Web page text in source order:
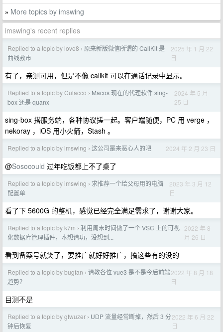
» More topics by imswing
imswing's recent replies
Replied to a topic by love8 › 原来新版微信所谓的 CallKit 是
曲线救市
2025 年 1 月 22
日
有了，亲测可用，但是不像 callkit 可以在通话记录中显示。
Replied to a topic by Culacco › Macos 现在的代理软件 sing-
box 还是 quanx
2024 年 5 月
25 日
sing-box 搭服务端，各种协议搓一起。客户端随便，PC 用 verge ，
nekoray ，iOS 用小火箭，Stash 。
Replied to a topic by imswing › 这公司是来恶心人的吧 2024 年 2 月 23 日
@Sosocould 过年吃饭都上不了桌了
Replied to a topic by imswing › 求推荐一个给父母用的电脑
配置单
2023 年 3 月 12
日
看了下 5600G 的整机，感觉已经完全满足需求了，谢谢大家。
Replied to a topic by k7m › 利用周末时间做了一个 VSC 上的可视
化数据库管理插件，本想请功，没想到...
2022 年 8
月 26 日
看到备案号就笑了，要推广就好好推广，搞这些有的没的
Replied to a topic by bugfan › 请教各位 vue3 是不是今后前端
趋势？
2022 年 8 月 18
日
目测不是
Replied to a topic by gfwuzer › UDP 流量经常断掉，然后 3 分
钟后恢复
2022 年 6 月 22
日